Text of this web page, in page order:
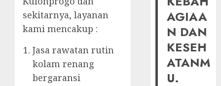
sekitarnya, layanan
kami mencakup :
Jasa rawatan rutin
kolam renang
bergaransi
AGIAA
N DAN
KESEH
ATANM
U.